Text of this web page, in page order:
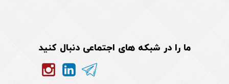
ما را در شبکه های اجتماعی دنبال کنید